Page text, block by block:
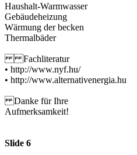
Haushalt-Warmwasser
Gebäudeheizung
Wärmung der becken
Thermalbäder
Fachliteratur
• http://www.nyf.hu/
• http://www.alternativenergia.hu
Danke für Ihre
Aufmerksamkeit!
Slide 6